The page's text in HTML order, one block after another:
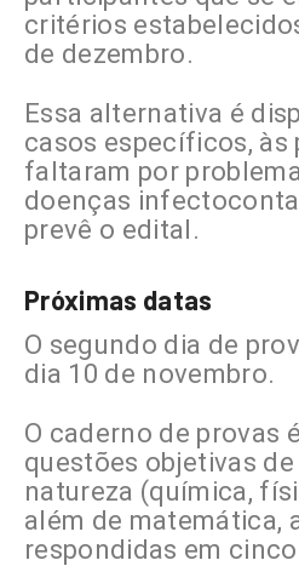
critérios
de dezembro.
Essa alternativa é
casos específicos, às
faltaram por
doenças
prevê o edital.
Próximas datas
O segundo dia de
dia 10 de novembro.
O caderno de provas
questões objetivas
natureza (química,
além de matemática,
respondidas em